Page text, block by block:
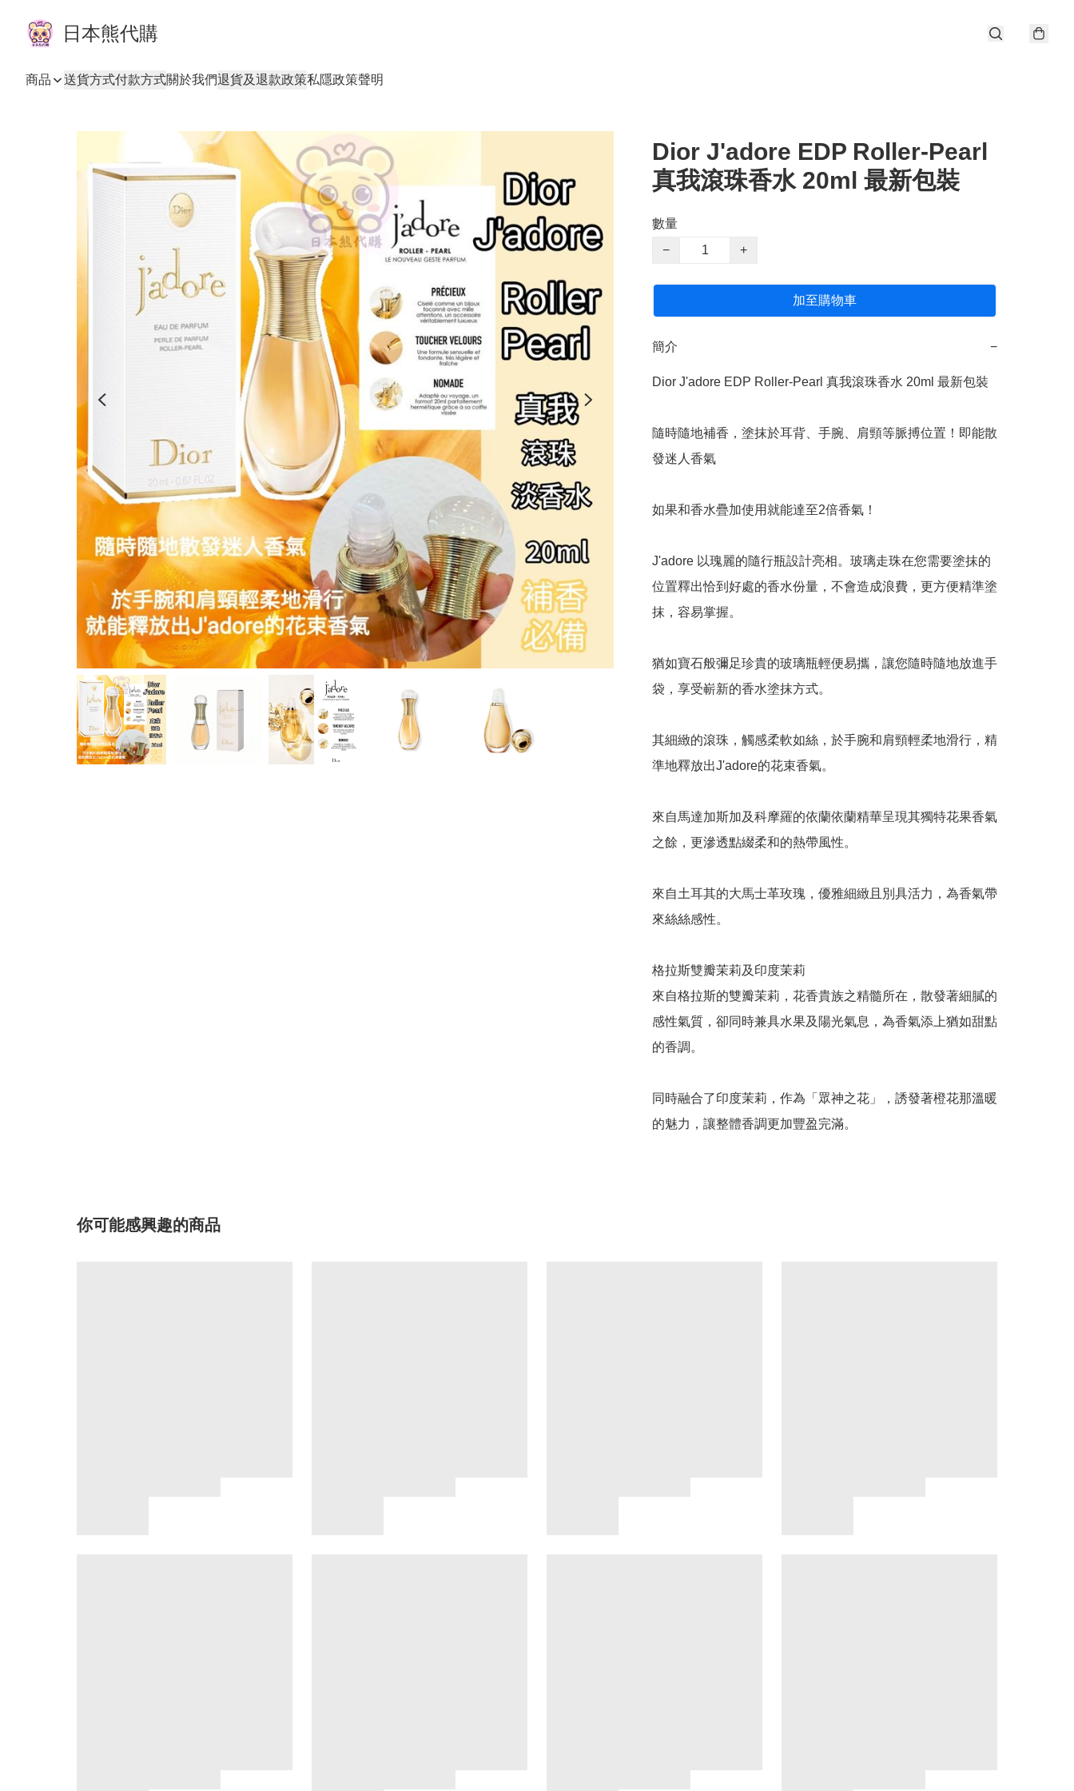
日本熊代購
商品 送貨方式付款方式關於我們退貨及退款政策私隱政策聲明
Dior J'adore EDP Roller-Pearl
真我滾珠香水 20ml 最新包裝
數量
−
+
加至購物車
簡介 −
Dior J'adore EDP Roller-Pearl 真我滾珠香水 20ml 最新包裝
隨時隨地補香，塗抹於耳背、手腕、肩頸等脈搏位置！即能散
發迷人香氣
如果和香水疊加使用就能達至2倍香氣！
J'adore 以瑰麗的隨行瓶設計亮相。玻璃走珠在您需要塗抹的
位置釋出恰到好處的香水份量，不會造成浪費，更方便精準塗
抹，容易掌握。
猶如寶石般彌足珍貴的玻璃瓶輕便易攜，讓您隨時隨地放進手
袋，享受嶄新的香水塗抹方式。
其細緻的滾珠，觸感柔軟如絲，於手腕和肩頸輕柔地滑行，精
準地釋放出J'adore的花束香氣。
來自馬達加斯加及科摩羅的依蘭依蘭精華呈現其獨特花果香氣
之餘，更滲透點綴柔和的熱帶風性。
來自土耳其的大馬士革玫瑰，優雅細緻且別具活力，為香氣帶
來絲絲感性。
格拉斯雙瓣茉莉及印度茉莉
來自格拉斯的雙瓣茉莉，花香貴族之精髓所在，散發著細膩的
感性氣質，卻同時兼具水果及陽光氣息，為香氣添上猶如甜點
的香調。
同時融合了印度茉莉，作為「眾神之花」，誘發著橙花那溫暖
的魅力，讓整體香調更加豐盈完滿。
你可能感興趣的商品